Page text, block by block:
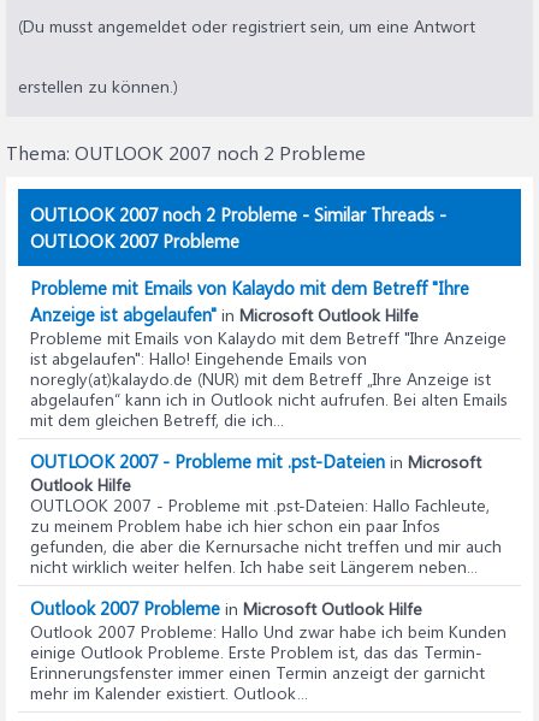
(Du musst angemeldet oder registriert sein, um eine Antwort
erstellen zu können.)
Thema: OUTLOOK 2007 noch 2 Probleme
OUTLOOK 2007 noch 2 Probleme - Similar Threads -
OUTLOOK 2007 Probleme
Probleme mit Emails von Kalaydo mit dem Betreff "Ihre
Anzeige ist abgelaufen" in Microsoft Outlook Hilfe
Probleme mit Emails von Kalaydo mit dem Betreff "Ihre Anzeige
ist abgelaufen": Hallo! Eingehende Emails von
noregly(at)kalaydo.de (NUR) mit dem Betreff „Ihre Anzeige ist
abgelaufen“ kann ich in Outlook nicht aufrufen. Bei alten Emails
mit dem gleichen Betreff, die ich...
OUTLOOK 2007 - Probleme mit .pst-Dateien in Microsoft
Outlook Hilfe
OUTLOOK 2007 - Probleme mit .pst-Dateien: Hallo Fachleute,
zu meinem Problem habe ich hier schon ein paar Infos
gefunden, die aber die Kernursache nicht treffen und mir auch
nicht wirklich weiter helfen. Ich habe seit Längerem neben...
Outlook 2007 Probleme in Microsoft Outlook Hilfe
Outlook 2007 Probleme: Hallo Und zwar habe ich beim Kunden
einige Outlook Probleme. Erste Problem ist, das das Termin-
Erinnerungsfenster immer einen Termin anzeigt der garnicht
mehr im Kalender existiert. Outlook...